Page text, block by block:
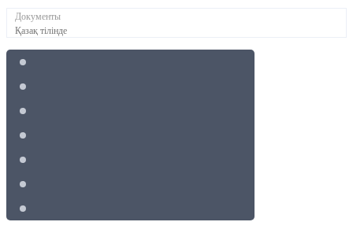
Документы
Қазақ тілінде